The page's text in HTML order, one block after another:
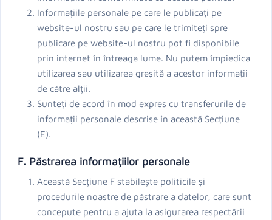
Informațiile personale pe care le publicați pe
website-ul nostru sau pe care le trimiteți spre
publicare pe website-ul nostru pot fi disponibile
prin internet în întreaga lume. Nu putem împiedica
utilizarea sau utilizarea greșită a acestor informații
de către alții.
Sunteți de acord în mod expres cu transferurile de
informații personale descrise în această Secțiune
(E).
F. Păstrarea informațiilor personale
Această Secțiune F stabilește politicile și
procedurile noastre de păstrare a datelor, care sunt
concepute pentru a ajuta la asigurarea respectării